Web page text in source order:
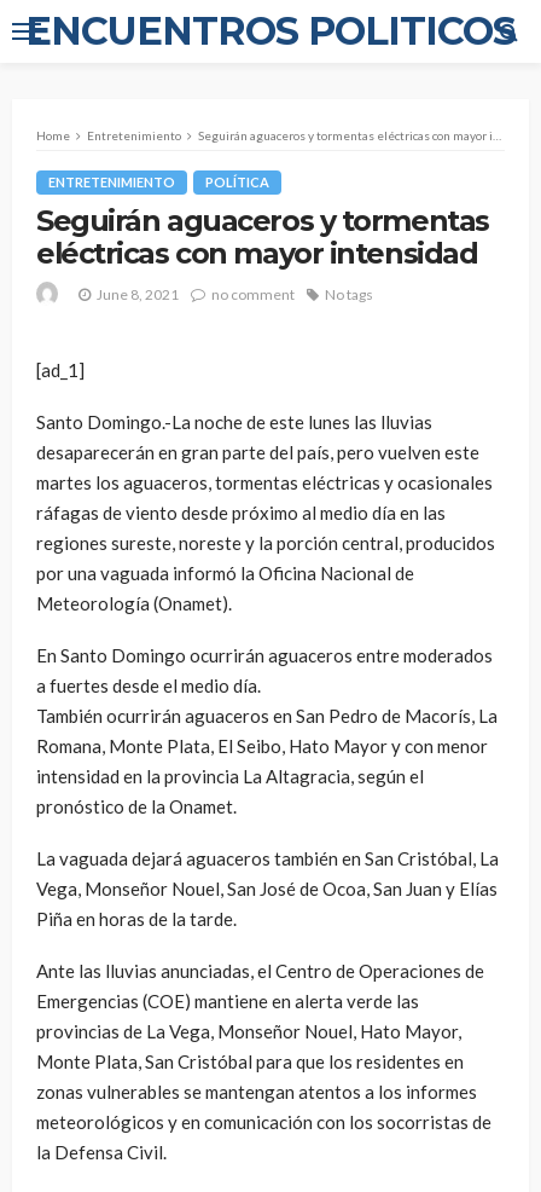
ENCUENTROS POLITICOS
Home Entretenimiento Seguirán aguaceros y tormentas eléctricas con mayor intensidad
ENTRETENIMIENTO POLÍTICA
Seguirán aguaceros y tormentas
eléctricas con mayor intensidad
June 8, 2021 no comment No tags
[ad_1]
Santo Domingo.-La noche de este lunes las lluvias
desaparecerán en gran parte del país, pero vuelven este
martes los aguaceros, tormentas eléctricas y ocasionales
ráfagas de viento desde próximo al medio día en las
regiones sureste, noreste y la porción central, producidos
por una vaguada informó la Oficina Nacional de
Meteorología (Onamet).
En Santo Domingo ocurrirán aguaceros entre moderados
a fuertes desde el medio día.
También ocurrirán aguaceros en San Pedro de Macorís, La
Romana, Monte Plata, El Seibo, Hato Mayor y con menor
intensidad en la provincia La Altagracia, según el
pronóstico de la Onamet.
La vaguada dejará aguaceros también en San Cristóbal, La
Vega, Monseñor Nouel, San José de Ocoa, San Juan y Elías
Piña en horas de la tarde.
Ante las lluvias anunciadas, el Centro de Operaciones de
Emergencias (COE) mantiene en alerta verde las
provincias de La Vega, Monseñor Nouel, Hato Mayor,
Monte Plata, San Cristóbal para que los residentes en
zonas vulnerables se mantengan atentos a los informes
meteorológicos y en comunicación con los socorristas de
la Defensa Civil.